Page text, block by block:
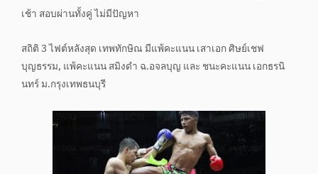
เช้า สอบผ่านทั้งคู่ ไม่มีปัญหา
สถิติ 3 ไฟต์หลังสุด เทพทักษิณ มีแพ้คะแนน เสาเอก ศิษย์เชฟ
บุญธรรม, แพ้คะแนน สมิงดำ ฉ.อจลบุญ และ ชนะคะแนน เอกธรนิ
นทร์ ม.กรุงเทพธนบุรี